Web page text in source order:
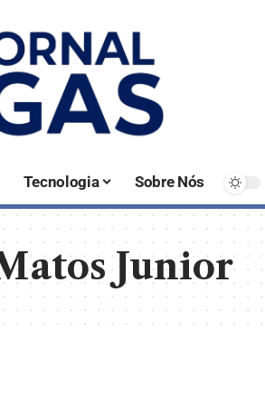
Tecnologia Sobre Nós
Junior